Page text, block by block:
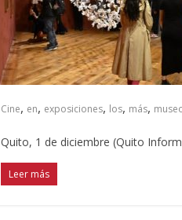
Cine, en, exposiciones, los, más,
Quito, 1 de diciembre (Quito
Leer más